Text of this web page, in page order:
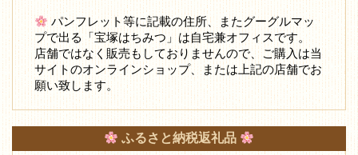
パンフレット等に記載の住所、またグーグルマッ
プで出る「宝塚はちみつ」は自宅兼オフィスです。
店舗ではなく販売もしておりませんので、ご購入は当
サイトのオンラインショップ、または上記の店舗でお
願い致します。
ふるさと納税返礼品